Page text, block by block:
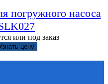
погружного насоса
или под заказ
цену